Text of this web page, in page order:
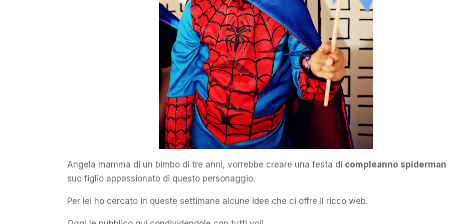
Angela mamma di un bimbo di tre anni, vorrebbe creare una festa di compleanno spiderman
suo figlio appassionato di questo personaggio.
Per lei ho cercato in queste settimane alcune idee che ci offre il ricco web.